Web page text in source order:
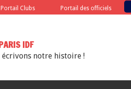
Portail Clubs Portail des officiels
IDF
écrivons notre histoire !